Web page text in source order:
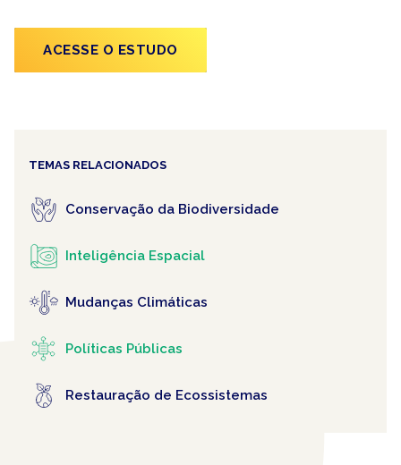
ACESSE O ESTUDO
TEMAS RELACIONADOS
Conservação da Biodiversidade
Inteligência Espacial
Mudanças Climáticas
Políticas Públicas
Restauração de Ecossistemas